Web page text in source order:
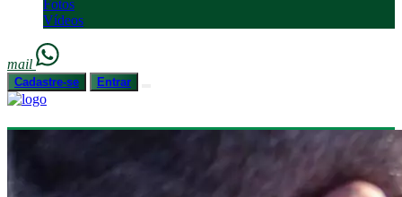
Fotos
Vídeos
mail
Cadastre-se Entrar